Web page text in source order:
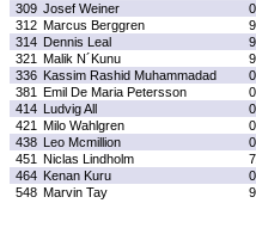
309 Josef Weiner
312 Marcus Berggren
314 Dennis Leal
321 Malik N´Kunu
336 Kassim Rashid Muhammadad
381 Emil De Maria Petersson
414 Ludvig All
421 Milo Wahlgren
438 Leo Mcmillion
451 Niclas Lindholm
464 Kenan Kuru
548 Marvin Tay